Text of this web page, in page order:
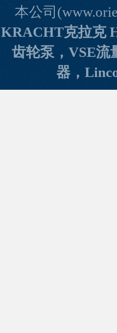
本公司
KRACHT克拉克
齿轮泵，VSE
器，